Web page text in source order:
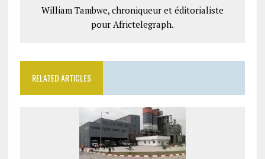
William Tambwe, chroniqueur et éditorialiste
pour Africtelegraph.
RELATED ARTICLES